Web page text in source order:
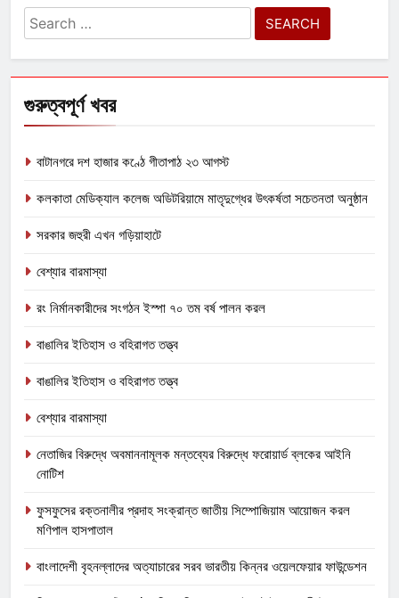
Search
for:
গুরুত্বপূর্ণ খবর
বাটানগরে দশ হাজার কণ্ঠে গীতাপাঠ ২৩ আগস্ট
কলকাতা মেডিক্যাল কলেজ অডিটরিয়ামে মাতৃদুগ্ধের উৎকর্ষতা সচেতনতা অনুষ্ঠান
সরকার জহুরী এখন গড়িয়াহাটে
বেশ্যার বারমাস্যা
রং নির্মানকারীদের সংগঠন ইস্পা ৭০ তম বর্ষ পালন করল
বাঙালির ইতিহাস ও বহিরাগত তত্ত্ব
বাঙালির ইতিহাস ও বহিরাগত তত্ত্ব
বেশ্যার বারমাস্যা
নেতাজির বিরুদ্ধে অবমাননামূলক মন্তব্যের বিরুদ্ধে ফরোয়ার্ড ব্লকের আইনি
নোটিশ
ফুসফুসের রক্তনালীর প্রদাহ সংক্রান্ত জাতীয় সিম্পোজিয়াম আয়োজন করল
মণিপাল হাসপাতাল
বাংলাদেশী বৃহনল্লাদের অত্যাচারের সরব ভারতীয় কিন্নর ওয়েলফেয়ার ফাউন্ডেশন